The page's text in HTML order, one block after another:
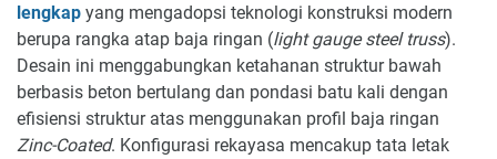
lengkap yang mengadopsi teknologi konstruksi modern
berupa rangka atap baja ringan (light gauge steel truss).
Desain ini menggabungkan ketahanan struktur bawah
berbasis beton bertulang dan pondasi batu kali dengan
efisiensi struktur atas menggunakan profil baja ringan
Zinc-Coated. Konfigurasi rekayasa mencakup tata letak